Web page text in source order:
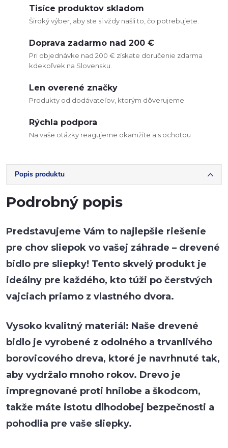
Tisíce produktov skladom
Široký výber, aby ste si vždy našli to, čo potrebujete.
Doprava zadarmo nad 200 €
Pri objednávke nad 200 € získate doručenie zdarma
kdekoľvek na Slovensku.
Len overené značky
Produkty od dodávateľov, ktorým dôverujeme.
Rýchla podpora
Na vaše otázky reagujeme okamžite a s ochotou
Popis produktu
Podrobný popis
Predstavujeme Vám to najlepšie riešenie
pre chov sliepok vo vašej záhrade – drevené
bidlo pre sliepky! Tento skvelý produkt je
ideálny pre každého, kto túži po čerstvých
vajciach priamo z vlastného dvora.
Vysoko kvalitný materiál: Naše drevené
bidlo je vyrobené z odolného a trvanlivého
borovicového dreva, ktoré je navrhnuté tak,
aby vydržalo mnoho rokov. Drevo je
impregnované proti hnilobe a škodcom,
takže máte istotu dlhodobej bezpečnosti a
pohodlia pre vaše sliepky.